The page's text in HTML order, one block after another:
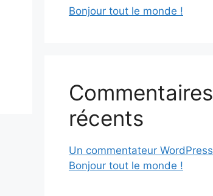
Bonjour tout le monde !
Commentaires
récents
Un commentateur WordPress
Bonjour tout le monde !